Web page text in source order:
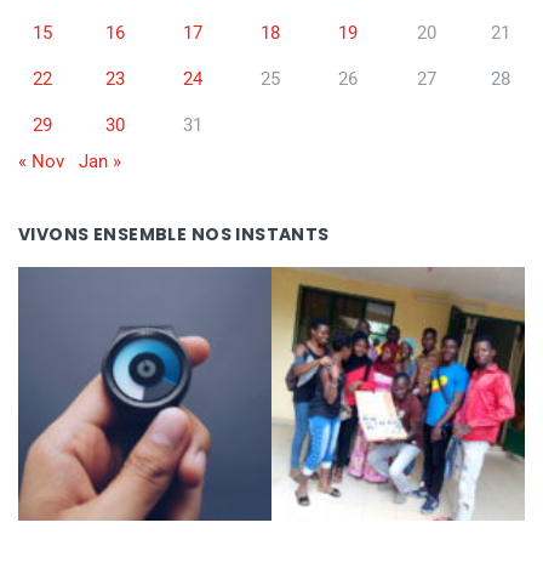
15 16 17 18 19 20 21
22 23 24 25 26 27 28
29 30
31
« Nov
Jan »
VIVONS ENSEMBLE NOS INSTANTS